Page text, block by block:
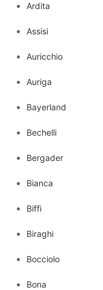
Ardita
Assisi
Auricchio
Auriga
Bayerland
Bechelli
Bergader
Bianca
Biffi
Biraghi
Bocciolo
Bona